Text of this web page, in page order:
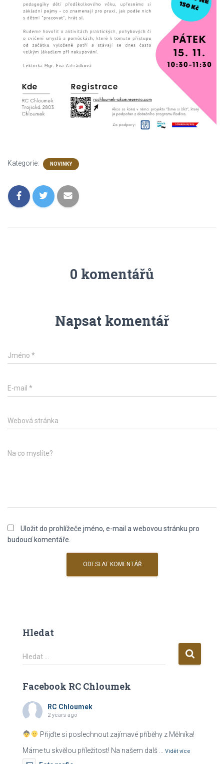
Kategorie: NOVINKY
0 komentářů
Napsat komentář
Jméno *
E-mail *
Webová stránka
Na co myslíte?
Uložit do prohlížeče jméno, e-mail a webovou stránku pro
budoucí komentáře.
Hledat
V
y
l
d
á
v
n
Hledat …
Facebook RC Chloumek
RC Chloumek
2 years ago
Přijďte si poslechnout zajímavé příběhy z Mělníka!
Máme tu skvělou příležitost! Na našem dalš
Vidět více